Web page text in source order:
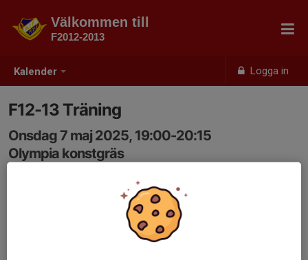
Kalender Logga in
Välkommen till
F2012-2013
F12-13 Träning
Onsdag 7 maj 2025, 19:00-20:15
Olympia konstgräs